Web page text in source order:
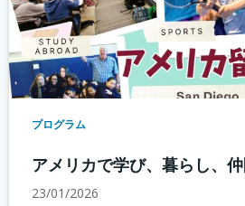
プログラム
アメリカで学び、暮らし、
23/01/2026